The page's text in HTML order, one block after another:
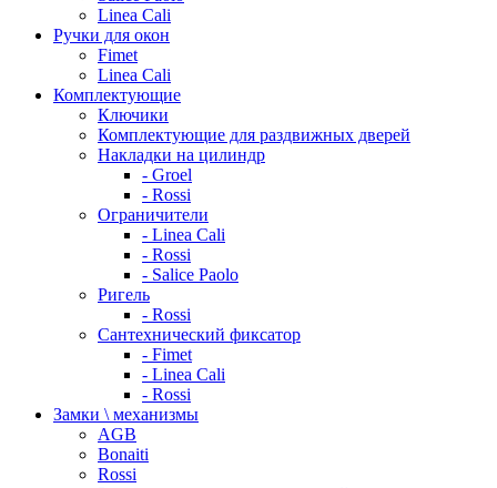
Linea Cali
Ручки для окон
Fimet
Linea Cali
Комплектующие
Ключики
Комплектующие для раздвижных дверей
Накладки на цилиндр
- Groel
- Rossi
Ограничители
- Linea Cali
- Rossi
- Salice Paolo
Ригель
- Rossi
Сантехнический фиксатор
- Fimet
- Linea Cali
- Rossi
Замки \ механизмы
AGB
Bonaiti
Rossi